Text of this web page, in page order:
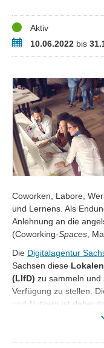
StatusAktiv
Zeitraum10.06.2022 bis
Coworken, Labore,
und Lernens. Als
Anlehnung an die
(Coworking-Spaces ,
Die Digitalagentur
Sachsen diese
(LIfD) zu sammeln und
Verfügung zu stellen.
und Nutzern ist dabei